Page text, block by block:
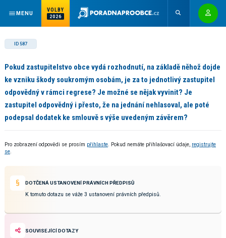
MENU
VOLBY
2026
ID 587
Pokud zastupitelstvo obce vydá rozhodnutí, na základě něhož dojde
ke vzniku škody soukromým osobám, je za to jednotlivý zastupitel
odpovědný v rámci regrese? Je možné se nějak vyvinit? Je
zastupitel odpovědný i přesto, že na jednání nehlasoval, ale poté
podepsal dodatek ke smlouvě s výše uvedeným závěrem?
Pro zobrazení odpovědi se prosím přihlaste. Pokud nemáte přihlašovací údaje, registrujte
se.
DOTČENÁ USTANOVENÍ PRÁVNÍCH PŘEDPISŮ
K tomuto dotazu se váže 3 ustanovení právních předpisů.
SOUVISEJÍCÍ DOTAZY